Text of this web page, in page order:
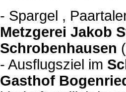
- Spargel ,
Metzgerei Jakob
Schrobenhausen (
- Ausflugsziel im
Gasthof